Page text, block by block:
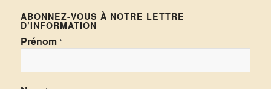
ABONNEZ-VOUS À NOTRE LETTRE
D’INFORMATION
Prénom *